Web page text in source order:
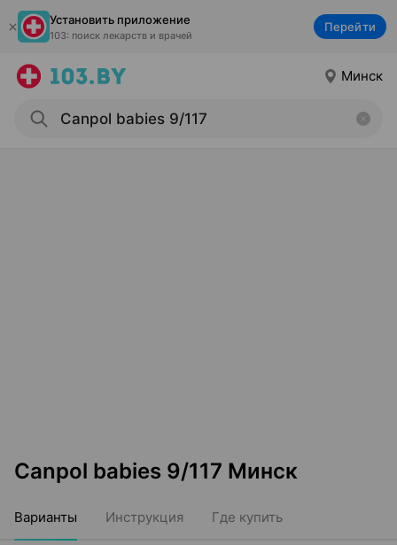
Установить приложение
103: поиск лекарств и врачей
Перейти
Минск
Canpol babies 9/117 Минск
Варианты Инструкция Где купить